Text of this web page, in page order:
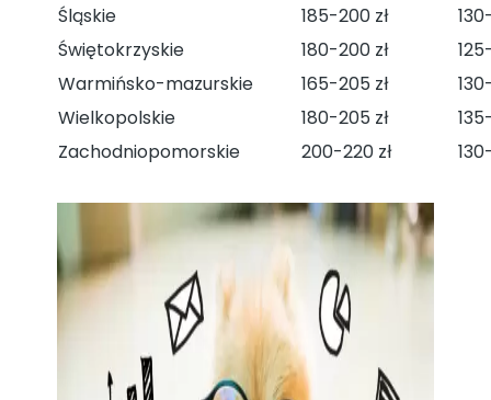
Śląskie
185-200 zł
Świętokrzyskie
180-200 zł
Warmińsko-mazurskie
165-205 zł
Wielkopolskie
180-205 zł
Zachodniopomorskie
200-220 zł